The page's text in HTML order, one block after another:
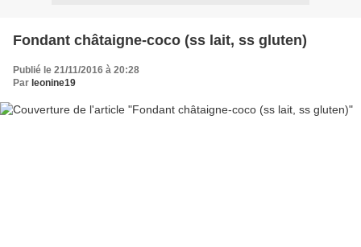
Fondant châtaigne-coco (ss lait, ss gluten)
Publié le 21/11/2016 à 20:28
Par leonine19